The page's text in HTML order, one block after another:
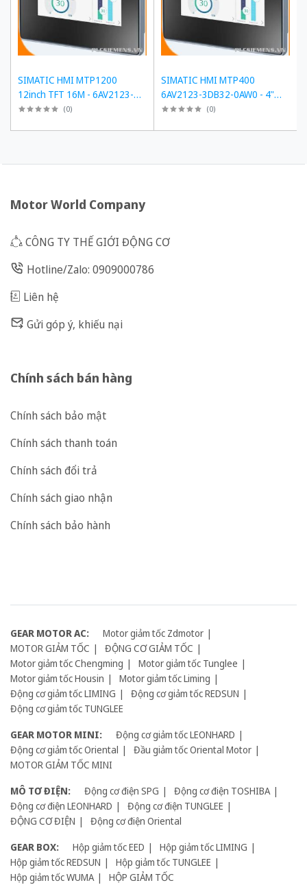
SIMATIC HMI MTP1200
12inch TFT 16M - 6AV2123-
3MB32-0AW0
(0)
SIMATIC HMI MTP400
6AV2123-3DB32-0AW0 - 4"
TFT, PROFINET
(0)
Motor World Company
CÔNG TY THẾ GIỚI ĐỘNG CƠ
Hotline/Zalo: 0909000786
Liên hệ
Gửi góp ý, khiếu nại
Chính sách bán hàng
Chính sách bảo mật
Chính sách thanh toán
Chính sách đổi trả
Chính sách giao nhận
Chính sách bảo hành
GEAR MOTOR AC:
Motor giảm tốc Zdmotor
MOTOR GIẢM TỐC
ĐỘNG CƠ GIẢM TỐC
Motor giảm tốc Chengming
Motor giảm tốc Tunglee
Motor giảm tốc Housin
Motor giảm tốc Liming
Động cơ giảm tốc LIMING
Động cơ giảm tốc REDSUN
Động cơ giảm tốc TUNGLEE
GEAR MOTOR MINI:
Động cơ giảm tốc LEONHARD
Động cơ giảm tốc Oriental
Đầu giảm tốc Oriental Motor
MOTOR GIẢM TỐC MINI
MÔ TƠ ĐIỆN:
Động cơ điện SPG
Động cơ điện TOSHIBA
Động cơ điện LEONHARD
Động cơ điện TUNGLEE
ĐỘNG CƠ ĐIỆN
Động cơ điện Oriental
GEAR BOX:
Hộp giảm tốc EED
Hộp giảm tốc LIMING
Hộp giảm tốc REDSUN
Hộp giảm tốc TUNGLEE
Hộp giảm tốc WUMA
HỘP GIẢM TỐC